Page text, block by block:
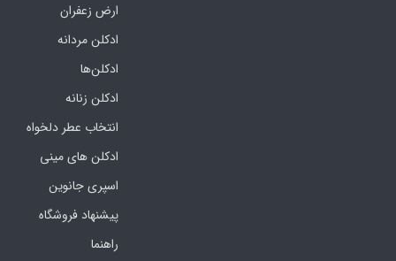
ارض زعفران
ادکلن مردانه
ادکلن‌ها
ادکلن زنانه
انتخاب عطر دلخواه
ادکلن های مینی
اسپری جانوین
پیشنهاد فروشگاه
راهنما